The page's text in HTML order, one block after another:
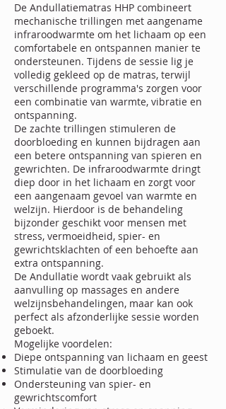
De Andullatiematras HHP combineert
mechanische trillingen met aangename
infraroodwarmte om het lichaam op een
comfortabele en ontspannen manier te
ondersteunen. Tijdens de sessie lig je
volledig gekleed op de matras, terwijl
verschillende programma's zorgen voor
een combinatie van warmte, vibratie en
ontspanning.
De zachte trillingen stimuleren de
doorbloeding en kunnen bijdragen aan
een betere ontspanning van spieren en
gewrichten. De infraroodwarmte dringt
diep door in het lichaam en zorgt voor
een aangenaam gevoel van warmte en
welzijn. Hierdoor is de behandeling
bijzonder geschikt voor mensen met
stress, vermoeidheid, spier- en
gewrichtsklachten of een behoefte aan
extra ontspanning.
De Andullatie wordt vaak gebruikt als
aanvulling op massages en andere
welzijnsbehandelingen, maar kan ook
perfect als afzonderlijke sessie worden
geboekt.
Mogelijke voordelen:
Diepe ontspanning van lichaam en geest
Stimulatie van de doorbloeding
Ondersteuning van spier- en
gewrichtscomfort